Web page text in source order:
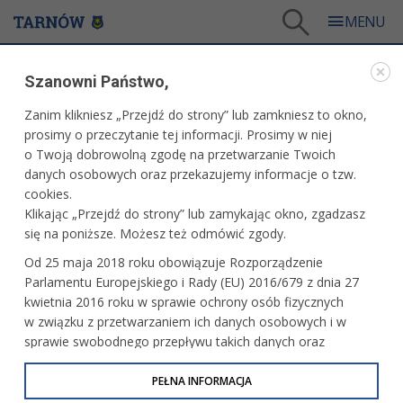
KUKLIŃSKIEGO "GRY WOJENNE"
26.03.2009, 11:32
Dziś w Kinie Marzenie kolejna projekcja z cyklu „Czwarty
ekstra Film”. W jej ramach wyświetlony zostanie film
dokumentalny w reżyserii Dariusza Jabłońskiego „Gry
wojenne”.
Szanowni Państwo,
Zanim klikniesz „Przejdź do strony” lub zamkniesz to okno,
prosimy o przeczytanie tej informacji. Prosimy w niej
o Twoją dobrowolną zgodę na przetwarzanie Twoich
danych osobowych oraz przekazujemy informacje o tzw.
cookies.
Klikając „Przejdź do strony” lub zamykając okno, zgadzasz
się na poniższe. Możesz też odmówić zgody.
Od 25 maja 2018 roku obowiązuje Rozporządzenie
Parlamentu Europejskiego i Rady (EU) 2016/679 z dnia 27
kwietnia 2016 roku w sprawie ochrony osób fizycznych
w związku z przetwarzaniem ich danych osobowych i w
sprawie swobodnego przepływu takich danych oraz
uchylenia dyrektywy 95/46/WE (określane jako RODO, GDPR
lub Ogólne Rozporządzenie o Ochronie Danych
PEŁNA INFORMACJA